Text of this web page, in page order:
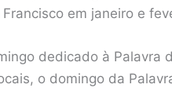
em janeiro e
dedicado à Palavra
o domingo da